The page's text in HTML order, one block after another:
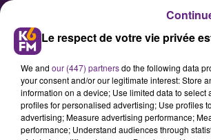
Football : La FIFA
Le respect de votre vie privée
We and our (447) partnersdo the following data
your consent and/or our legitimate interest: Store
information on a device; Use limited data to select
profiles for personalised advertising; Use profiles
advertising; Measure advertising performance;
performance; Understand audiences through